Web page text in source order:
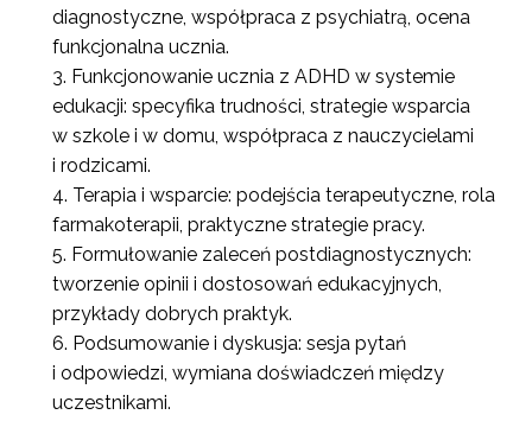
diagnostyczne, współpraca z psychiatrą, ocena
funkcjonalna ucznia.
Funkcjonowanie ucznia z ADHD w systemie
edukacji: specyfika trudności, strategie wsparcia
w szkole i w domu, współpraca z nauczycielami
i rodzicami.
Terapia i wsparcie: podejścia terapeutyczne, rola
farmakoterapii, praktyczne strategie pracy.
Formułowanie zaleceń postdiagnostycznych:
tworzenie opinii i dostosowań edukacyjnych,
przykłady dobrych praktyk.
Podsumowanie i dyskusja: sesja pytań
i odpowiedzi, wymiana doświadczeń między
uczestnikami.